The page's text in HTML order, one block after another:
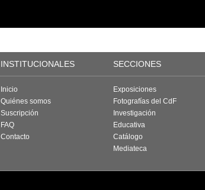
INSTITUCIONALES SECCIONES
Inicio
Quiénes somos
Suscripción
FAQ
Contacto
Exposiciones
Fotografías del CdF
Investigación
Educativa
Catálogo
Mediateca